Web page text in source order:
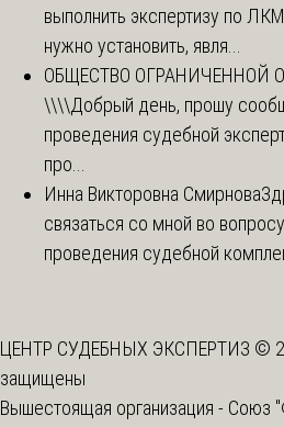
выполнить экспертизу по
нужно установить, явля...
ОБЩЕСТВО ОГРАНИЧЕННОЙ
\\\\Добрый день, прошу
проведения судебной
про...
Инна Викторовна Смирнова
связаться со мной во
проведения судебной
ЦЕНТР СУДЕБНЫХ ЭКСПЕРТИЗ ©
защищены
Вышестоящая организация - Союз